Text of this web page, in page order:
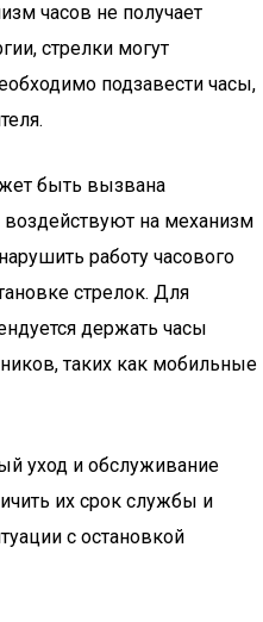
часов не получает
стрелки могут
подзавести часы,
быть вызвана
на механизм
работу часового
стрелок. Для
держать часы
таких как мобильные
уход и обслуживание
их срок службы и
с остановкой